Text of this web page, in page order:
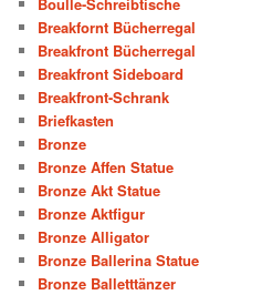
Breakfornt Bücherregal
Breakfront Bücherregal
Breakfront Sideboard
Breakfront-Schrank
Briefkasten
Bronze
Bronze Affen Statue
Bronze Akt Statue
Bronze Aktfigur
Bronze Alligator
Bronze Ballerina Statue
Bronze Balletttänzer